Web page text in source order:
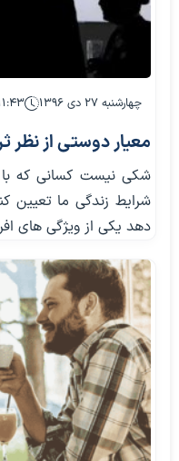
چهارشنبه ۲۷ دی ۱۳۹۶
معیار دوستی از
شکی نیست کسانی که با
شرایط زندگی ما
دهد یکی از ویژگی های